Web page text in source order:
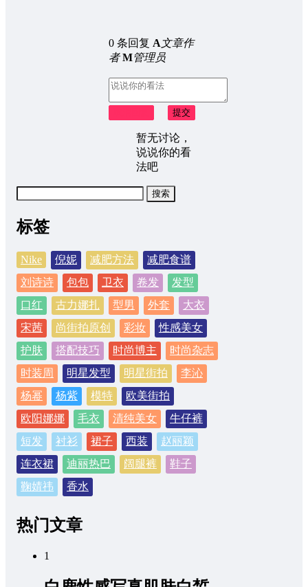
0 条回复 A文章作
者 M管理员
提交
暂无讨论，
说说你的看
法吧
搜
标签
Nike 倪妮 减肥方法
减肥食谱
刘诗诗
包包 卫衣 卷发
发型
口红
古力娜扎 型男 外套
大衣
宋茜
尚街拍原创 彩妆
性感美女
护肤
搭配技巧 时尚博主
时尚杂志
时装周
明星发型 明星街拍
李沁
杨幂
杨紫 模特
欧美街拍
欧阳娜娜
毛衣 清纯美女
牛仔裤
短发
衬衫 裙子 西装
赵丽颖
连衣裙
迪丽热巴 阔腿裤
鞋子
鞠婧祎
香水
热门文章
1